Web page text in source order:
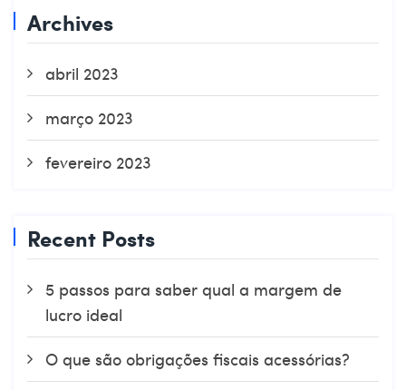
Archives
abril 2023
março 2023
fevereiro 2023
Recent Posts
5 passos para saber qual a margem de
lucro ideal
O que são obrigações fiscais acessórias?